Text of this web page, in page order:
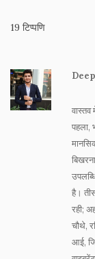
19 टिप्पणि
पहला,
है।
रही;
चौथे,
आई,